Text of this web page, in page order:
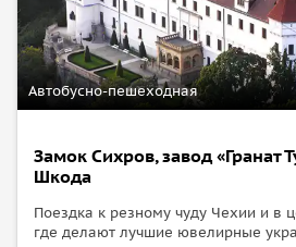
Автобусно-пешеходная
Замок Сихров, завод «Гранат
Шкода
Поездка к резному чуду Чехии и в
где делают лучшие ювелирные